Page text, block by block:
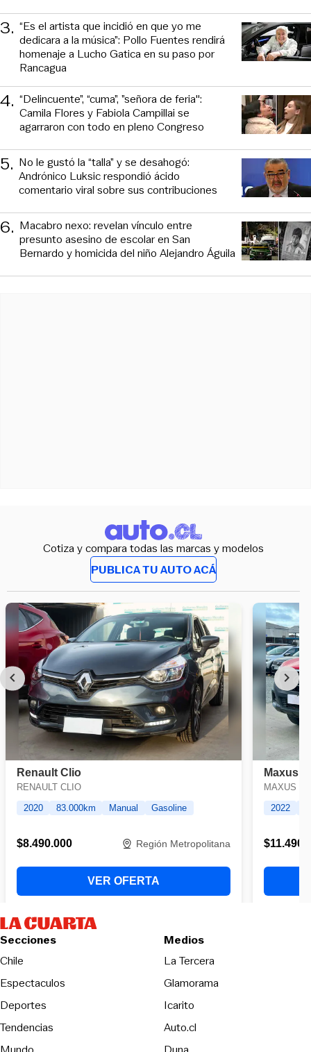
3. “Es el artista que incidió en que yo me
dedicara a la música”: Pollo Fuentes rendirá
homenaje a Lucho Gatica en su paso por
Rancagua
4. “Delincuente”, “cuma”, ”señora de feria":
Camila Flores y Fabiola Campillai se
agarraron con todo en pleno Congreso
5. No le gustó la “talla” y se desahogó:
Andrónico Luksic respondió ácido
comentario viral sobre sus contribuciones
6. Macabro nexo: revelan vínculo entre
presunto asesino de escolar en San
Bernardo y homicida del niño Alejandro Águila
Cotiza y compara todas las marcas y modelos
PUBLICA TU AUTO ACÁ
Secciones
Chile
Espectaculos
Deportes
Tendencias
Medios
La TerceraOpens in new
Glamorama
Icarito
Auto.cl